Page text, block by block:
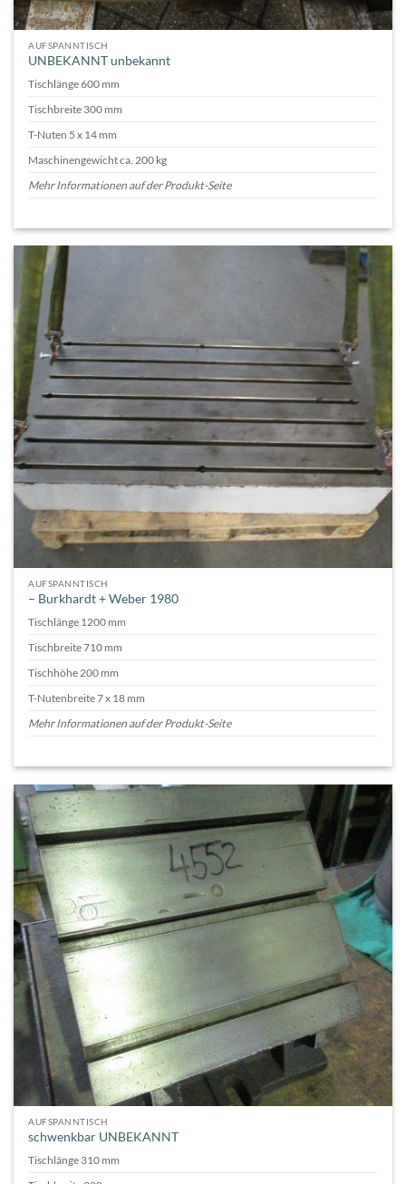
AUFSPANNTISCH
UNBEKANNT unbekannt
Tischlänge 600 mm
Tischbreite 300 mm
T-Nuten 5 x 14 mm
Maschinengewicht ca. 200 kg
Mehr Informationen auf der Produkt-Seite
AUFSPANNTISCH
– Burkhardt + Weber 1980
Tischlänge 1200 mm
Tischbreite 710 mm
Tischhöhe 200 mm
T-Nutenbreite 7 x 18 mm
Mehr Informationen auf der Produkt-Seite
AUFSPANNTISCH
schwenkbar UNBEKANNT
Tischlänge 310 mm